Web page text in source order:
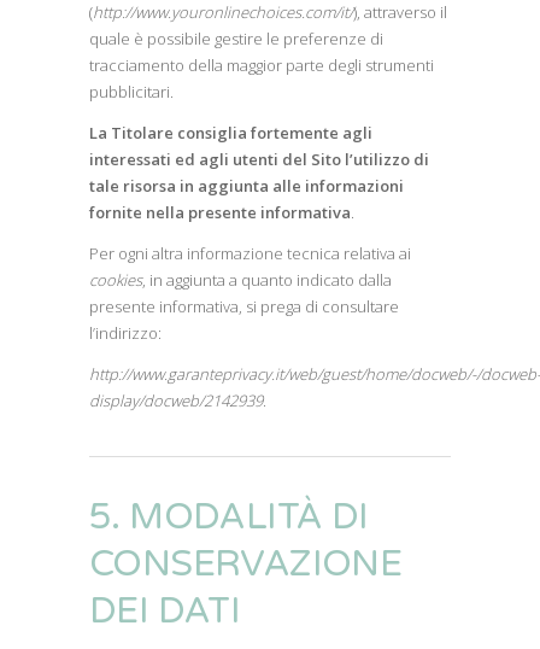
(http://www.youronlinechoices.com/it/), attraverso il
quale è possibile gestire le preferenze di
tracciamento della maggior parte degli strumenti
pubblicitari.
La Titolare consiglia fortemente agli
interessati ed agli utenti del Sito l’utilizzo di
tale risorsa in aggiunta alle informazioni
fornite nella presente informativa.
Per ogni altra informazione tecnica relativa ai
cookies, in aggiunta a quanto indicato dalla
presente informativa, si prega di consultare
l’indirizzo:
http://www.garanteprivacy.it/web/guest/home/docweb/-/docweb-
display/docweb/2142939.
5. MODALITÀ DI
CONSERVAZIONE
DEI DATI